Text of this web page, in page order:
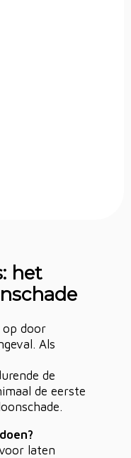
het
door
Als
de
de eerste
laten